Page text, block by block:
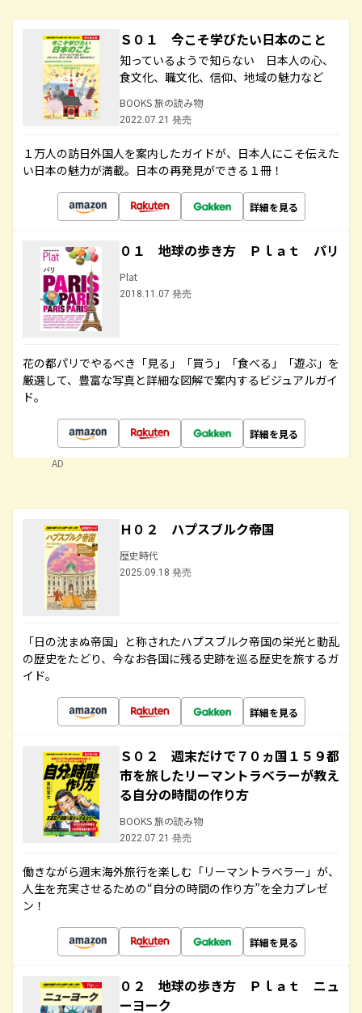
Ｓ０１ 今こそ学びたい日本のこと
知っているようで知らない 日本人の心、
食文化、職文化、信仰、地域の魅力など
BOOKS 旅の読み物
2022.07.21 発売
１万人の訪日外国人を案内したガイドが、日本人にこそ伝えた
い日本の魅力が満載。日本の再発見ができる１冊！
詳細を見る
０１ 地球の歩き方 Ｐｌａｔ パリ
Plat
2018.11.07 発売
花の都パリでやるべき「見る」「買う」「食べる」「遊ぶ」を
厳選して、豊富な写真と詳細な図解で案内するビジュアルガイ
ド。
詳細を見る
AD
Ｈ０２ ハプスブルク帝国
歴史時代
2025.09.18 発売
「日の沈まぬ帝国」と称されたハプスブルク帝国の栄光と動乱
の歴史をたどり、今なお各国に残る史跡を巡る歴史を旅するガ
イド。
詳細を見る
Ｓ０２ 週末だけで７０ヵ国１５９都
市を旅したリーマントラベラーが教え
る自分の時間の作り方
BOOKS 旅の読み物
2022.07.21 発売
働きながら週末海外旅行を楽しむ「リーマントラベラー」が、
人生を充実させるための“自分の時間の作り方”を全力プレゼ
ン！
詳細を見る
０２ 地球の歩き方 Ｐｌａｔ ニュ
ーヨーク